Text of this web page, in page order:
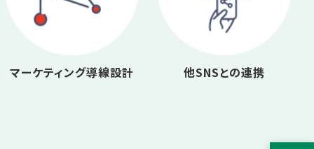
マーケティング導線設計 他SNSとの連携